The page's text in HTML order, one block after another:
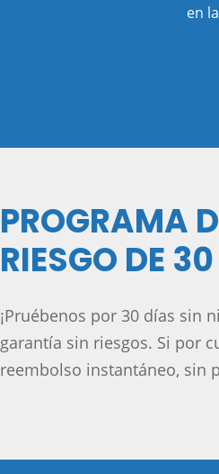
en
PROGRAMA
RIESGO DE
¡Pruébenos por 30 días sin
garantía sin riesgos. Si por
reembolso instantáneo, sin